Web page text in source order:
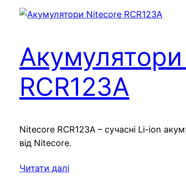
RCR123A
Nitecore RCR123A – сучасні Li-ion
від Nitecore.
Читати далі